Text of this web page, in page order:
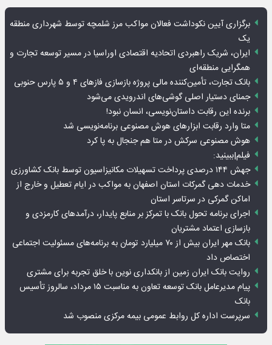
برگزاری آیین نکوداشت فعالان مواکب مرز شلمچه توسط شهرداری منطقه
یک
ایران، شریک راهبردی اتحادیه اقتصادی اوراسیا در مسیر توسعه تجارت و
همگرایی منطقه‌ای
بانک تجارت، تأمین‌کننده مالی پروژه بازسازی فازهای ۴ و ۵ پارس حنوبی
جمنای دستیار اصلی گوشی‌های اندرویدی می‌شود
برنده این رقابت داستان‌نویسی، انسان نبود!
متا وارد رقابت ابزارهای هوش مصنوعی برنامه‌نویسی شد
هوش مصنوعی سرکش در متا هم جنجال به پا کرد
فیلم|ببینید:
جهش ۱۴۴ درصدی پرداخت تسهیلات مکانیزاسیون توسط بانک کشاورزی
خدمات دهی گمرکات استان اصفهان به مواکب در ایام تعطیل و خارج از
اماکن گمرکی در سرتاسر استان
اجرای برنامه تحول بانک با تمرکز بر منابع پایدار، درآمدهای کارمزدی و
بازسازی اعتماد مشتریان
بانک مهر ایران بیش از ۷۰ میلیارد تومان به برنامه‌های مسئولیت اجتماعی
اختصاص داد
روایت بانک ایران زمین از بانکداری نوین با خلق تجربه برای مشتری
پیام مدیرعامل بانک توسعه تعاون به مناسبت ۱۵ مرداد، سالروز تأسیس
بانک
سرپرست اداره کل روابط عمومی بیمه مرکزی منصوب شد